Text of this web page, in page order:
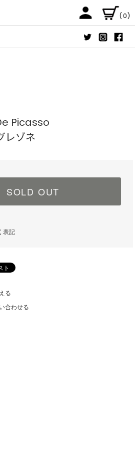
(0)
Picasso
レゾネ
SOLD OUT
表記
る
合わせる